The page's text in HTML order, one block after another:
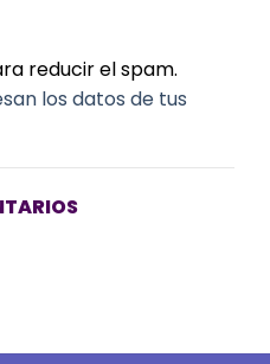
reducir el spam.
los datos de tus